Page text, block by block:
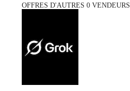
OFFRES D'AUTRES 0 VENDEURS